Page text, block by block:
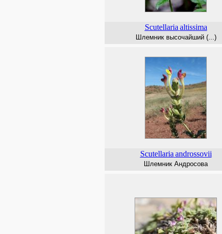
Scutellaria altissima
Шлемник высочайший (...)
Scutellaria androssovii
Шлемник Андросова